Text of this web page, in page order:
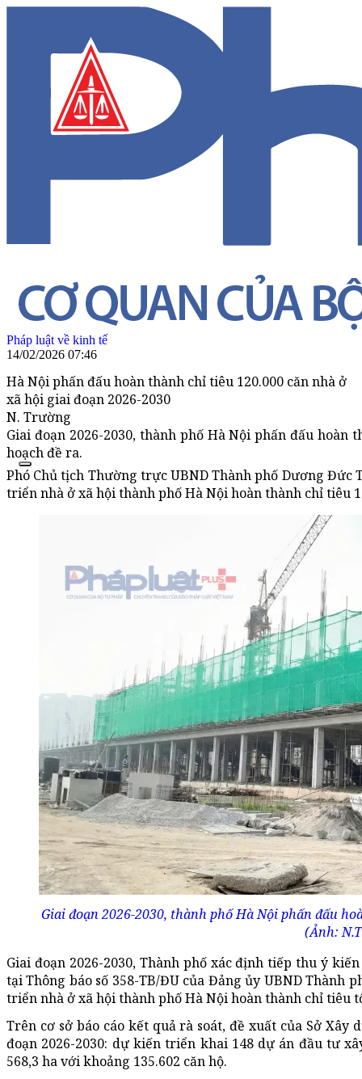
Pháp luật về kinh tế
14/02/2026 07:46
Hà Nội phấn đấu hoàn thành chỉ tiêu 120.000 căn nhà ở
xã hội giai đoạn 2026-2030
N. Trường
Giai đoạn 2026-2030, thành phố Hà Nội phấn đấu
hoạch đề ra.
Phó Chủ tịch Thường trực UBND Thành phố Dương Đức
triển nhà ở xã hội thành phố Hà Nội hoàn thành chỉ tiêu
Giai đoạn 2026-2030, thành phố Hà Nội phấn đấu
(Ảnh:
Giai đoạn 2026-2030, Thành phố xác định tiếp thu ý
tại Thông báo số 358-TB/ĐU của Đảng ủy UBND Thành
triển nhà ở xã hội thành phố Hà Nội hoàn thành chỉ tiêu
Trên cơ sở báo cáo kết quả rà soát, đề xuất của Sở
đoạn 2026-2030: dự kiến triển khai 148 dự án đầu tư
568,3 ha với khoảng 135.602 căn hộ.